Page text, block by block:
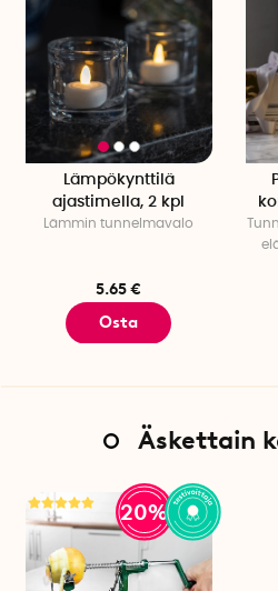
Lämpökynttilä
ajastimella, 2 kpl
Lämmin tunnelmavalo
5.65 €
Osta
Äskettain
20%